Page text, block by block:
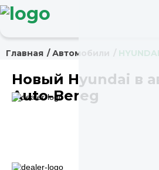
Главная Автомобили HYUNDAI
Новый Hyundai в
Auto-Bereg